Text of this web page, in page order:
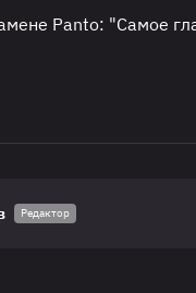
Panto: "Самое
Редактор